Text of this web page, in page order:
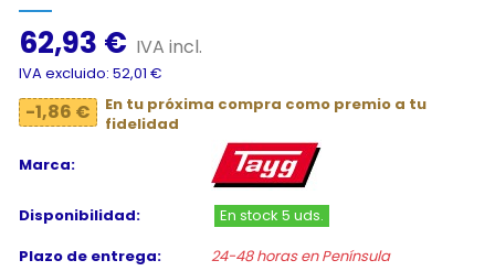
62,93 € IVA incl.
IVA excluido: 52,01 €
-1,86 €
En tu próxima compra como premio a tu
fidelidad
Marca:
Disponibilidad:
En stock 5 uds.
Plazo de entrega:
24-48 horas en Península